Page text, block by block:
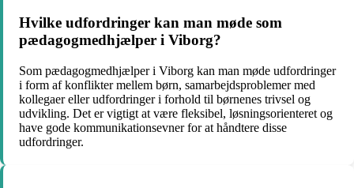
Hvilke udfordringer kan man møde som
pædagogmedhjælper i Viborg?
Som pædagogmedhjælper i Viborg kan man møde udfordringer
i form af konflikter mellem børn, samarbejdsproblemer med
kollegaer eller udfordringer i forhold til børnenes trivsel og
udvikling. Det er vigtigt at være fleksibel, løsningsorienteret og
have gode kommunikationsevner for at håndtere disse
udfordringer.